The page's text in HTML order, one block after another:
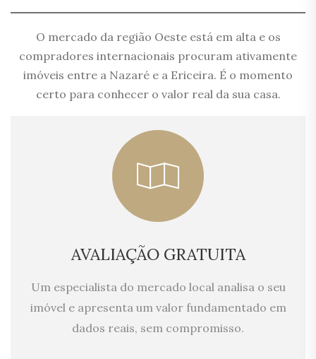
O mercado da região Oeste está em alta e os
compradores internacionais procuram ativamente
imóveis entre a Nazaré e a Ericeira. É o momento
certo para conhecer o valor real da sua casa.
AVALIAÇÃO GRATUITA
Um especialista do mercado local analisa o seu
imóvel e apresenta um valor fundamentado em
dados reais, sem compromisso.